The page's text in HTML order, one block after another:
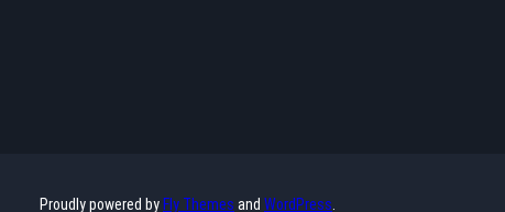
Proudly powered by Fly Themes and WordPress